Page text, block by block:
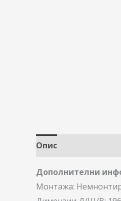
Опис
Дополнителни
Монтажа: